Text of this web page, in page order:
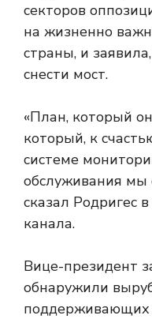
секторов
на жизненно
страны, и
снести мост.
«План, который
который, к
системе
обслуживания мы
сказал Родригес
канала.
Вице-президент
обнаружили
поддерживающих